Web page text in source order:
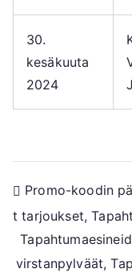
30.
kesäkuuta
2024
Post
Promo-koodin
t tarjoukset,
virstanpylväät,